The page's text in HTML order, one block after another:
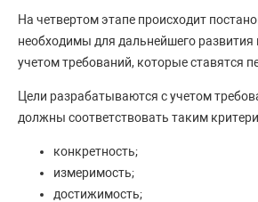
На четвертом этапе происходит
необходимы для дальнейшего развития
учетом требований, которые ставятся
Цели разрабатываются с учетом
должны соответствовать таким
конкретность;
измеримость;
достижимость;